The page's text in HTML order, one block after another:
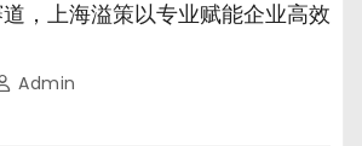
，上海溢策以专业赋能企业高效
Admin